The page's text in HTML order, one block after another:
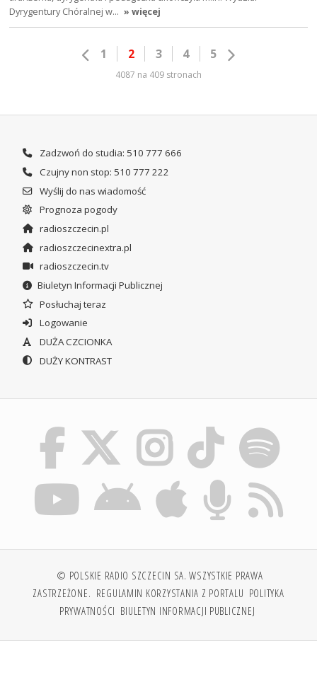
Dyrygentury Chóralnej w… » więcej
1 2 3 4 5
4087 na 409 stronach
Zadzwoń do studia: 510 777 666
Czujny non stop: 510 777 222
Wyślij do nas wiadomość
Prognoza pogody
radioszczecin.pl
radioszczecinextra.pl
radioszczecin.tv
Biuletyn Informacji Publicznej
Posłuchaj teraz
Logowanie
DUŻA CZCIONKA
DUŻY KONTRAST
© POLSKIE RADIO SZCZECIN SA. WSZYSTKIE PRAWA
ZASTRZEŻONE. REGULAMIN KORZYSTANIA Z PORTALU POLITYKA
PRYWATNOŚCI BIULETYN INFORMACJI PUBLICZNEJ